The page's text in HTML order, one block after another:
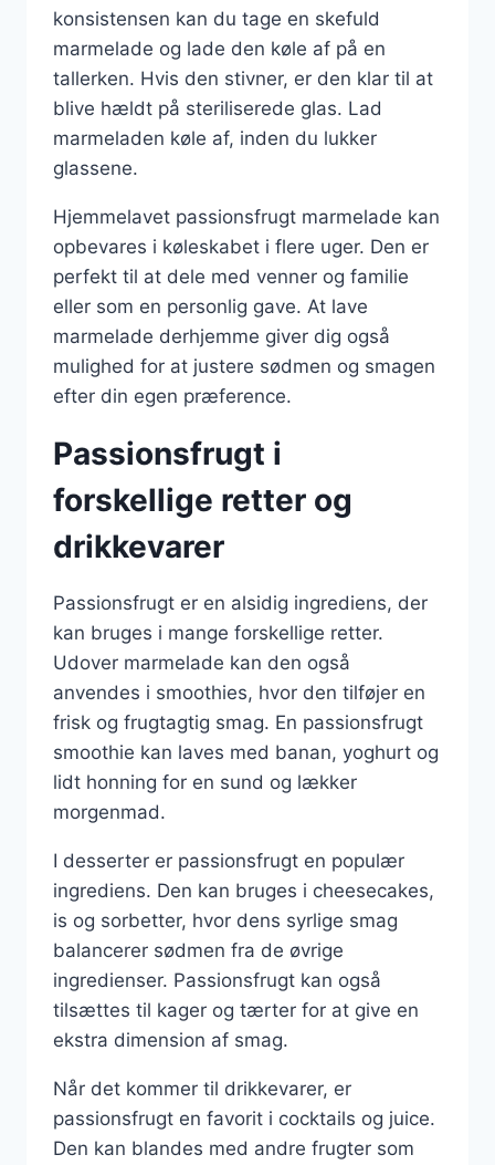
konsistensen kan du tage en skefuld
marmelade og lade den køle af på en
tallerken. Hvis den stivner, er den klar til at
blive hældt på steriliserede glas. Lad
marmeladen køle af, inden du lukker
glassene.
Hjemmelavet passionsfrugt marmelade kan
opbevares i køleskabet i flere uger. Den er
perfekt til at dele med venner og familie
eller som en personlig gave. At lave
marmelade derhjemme giver dig også
mulighed for at justere sødmen og smagen
efter din egen præference.
Passionsfrugt i
forskellige retter og
drikkevarer
Passionsfrugt er en alsidig ingrediens, der
kan bruges i mange forskellige retter.
Udover marmelade kan den også
anvendes i smoothies, hvor den tilføjer en
frisk og frugtagtig smag. En passionsfrugt
smoothie kan laves med banan, yoghurt og
lidt honning for en sund og lækker
morgenmad.
I desserter er passionsfrugt en populær
ingrediens. Den kan bruges i cheesecakes,
is og sorbetter, hvor dens syrlige smag
balancerer sødmen fra de øvrige
ingredienser. Passionsfrugt kan også
tilsættes til kager og tærter for at give en
ekstra dimension af smag.
Når det kommer til drikkevarer, er
passionsfrugt en favorit i cocktails og juice.
Den kan blandes med andre frugter som